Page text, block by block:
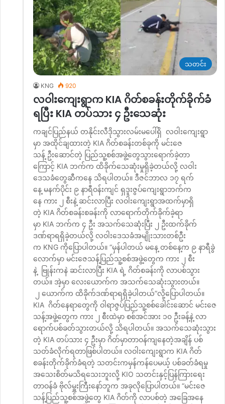
သတင်း
KNG 920
လဝါးကျေးရွာက KIA ဂိတ်စခန်းတိုက်ခိုက်ခံ
ရပြီး KIA တပ်သား ၄ ဦးသေဆုံး
ကချင်ပြည်နယ် တနိုင်းလီဒိုသွားလမ်းမပေါ်ရှိ လဝါးကျေးရွာ
မှာ အထိုင်ချထားတဲ့ KIA ဂိတ်စခန်းတစ်ခုကို မင်းဇေ
သန့် ဦးဆောင်တဲ့ ပြည်သူ့စစ်အဖွဲ့တွေသွားရောက်ခဲ့တာ
ကြောင့် KIA ဘက်က ထိခိုက်သေဆုံးမှုရှိခဲ့တယ်လို့ လဝါး
ဒေသခံတွေဆီကနေ သိရပါတယ်။ ဒီဇင်ဘာလ ၁၇ ရက်
နေ့ မနက်ပိုင်း ၉ နာရီဝန်းကျင် ရှဒူးဇွပ်ကျေးရွာဘက်က
နေ ကား ၂ စီးနဲ့ ဆင်းလာပြီး လဝါးကျေးရွာအထက်မှာရှိ
တဲ့ KIA ဂိတ်စခန်းစခန်းကို လာရောက်တိုက်ခိုက်ခဲ့ရာ
မှာ KIA ဘက်က ၄ ဦး အသက်သေဆုံးပြီး ၂ ဦးထက်ခိုက်
ဒဏ်ရာရရှိခဲ့တယ်လို့ လဝါးဒေသခံအမျိုးသားတစ်ဦး
က KNG ကိုပြောပါတယ်။ “မှန်ပါတယ် မနေ့ တစ်နေ့က ၉ နာရီခွဲ
လောက်မှာ မင်းဇေသန့်ပြည်သူ့စစ်အဖွဲ့တွေက ကား ၂ စီး
နဲ့ ဗြုန်းကနဲ ဆင်းလာပြီး KIA ရဲ့ ဂိတ်စခန်းကို လာပစ်သွား
တယ်။ အဲ့မှာ လေးယောက်က အသက်သေဆုံးသွားတယ်။
၂ ယောက်က ထိခိုက်ဒဏ်ရာရရှိခဲ့ပါတယ်”လို့ပြောပါတယ်။
KIA ဂိတ်နေရာတွေကို ဝါရာဇွပ်ပြည်သူ့စစ်ခေါင်းဆောင် မင်းဇေ
သန့်အဖွဲ့တွေက ကား ၂ စီးထဲမှာ စစ်အင်အား ၁၀ ဦးခန့်နဲ့ လာ
ရောက်ပစ်ခတ်သွားတယ်လို့ သိရပါတယ်။ အသက်သေဆုံးသွား
တဲ့ KIA တပ်သား ၄ ဦးမှာ ဂိတ်မှာတာဝန်ကျနေတဲ့အချိန် ပစ်
သတ်ခံလိုက်ရတာဖြစ်ပါတယ်။ လဝါးကျေးရွာက KIA ဂိတ်
စခန်းတိုက်ခိုက်ခံရတဲ့ သတင်းကမှန်ကန်ပေမယ့် ပစ်ခတ်ခံရမှု
အသေးစိတ်မသိရသေးဘူးလို့ KIO သတင်းနှင့်ပြန်ကြားရေး
တာဝန်ခံ ဗိုလ်မှူးကြီးနော်ဘူက အခုလိုပြောပါတယ်။ “မင်းဇေ
သန့်ပြည်သူ့စစ်အဖွဲ့တွေ KIA ဂိတ်ကို လာပစ်တဲ့ အခြေအနေ